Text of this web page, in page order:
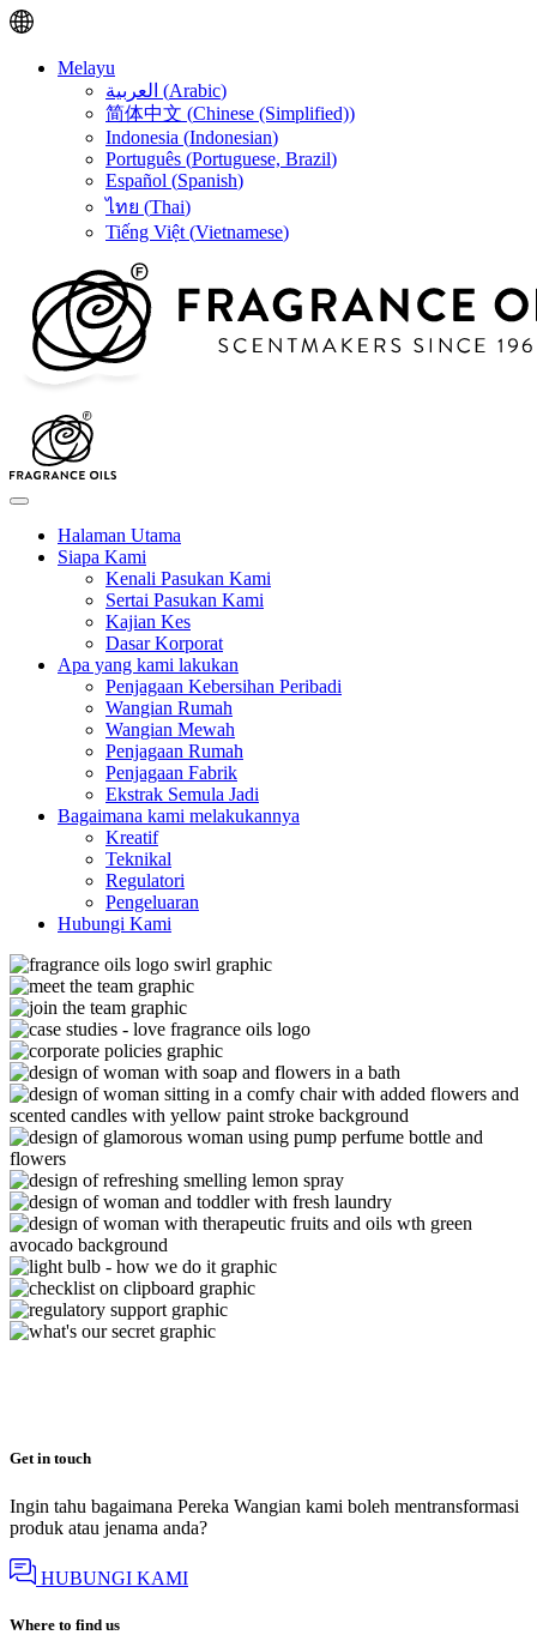
Melayu
العربية (Arabic)
简体中文 (Chinese (Simplified))
Indonesia (Indonesian)
Português (Portuguese, Brazil)
Español (Spanish)
ไทย (Thai)
Tiếng Việt (Vietnamese)
Halaman Utama
Siapa Kami
Kenali Pasukan Kami
Sertai Pasukan Kami
Kajian Kes
Dasar Korporat
Apa yang kami lakukan
Penjagaan Kebersihan Peribadi
Wangian Rumah
Wangian Mewah
Penjagaan Rumah
Penjagaan Fabrik
Ekstrak Semula Jadi
Bagaimana kami melakukannya
Kreatif
Teknikal
Regulatori
Pengeluaran
Hubungi Kami
Get in touch
Ingin tahu bagaimana Pereka Wangian kami boleh mentransformasi
produk atau jenama anda?
HUBUNGI KAMI
Where to find us